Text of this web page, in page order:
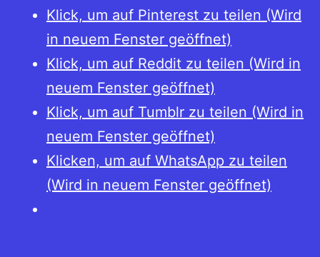
Klick, um auf Pinterest zu teilen (Wird
in neuem Fenster geöffnet)
Klick, um auf Reddit zu teilen (Wird in
neuem Fenster geöffnet)
Klick, um auf Tumblr zu teilen (Wird in
neuem Fenster geöffnet)
Klicken, um auf WhatsApp zu teilen
(Wird in neuem Fenster geöffnet)